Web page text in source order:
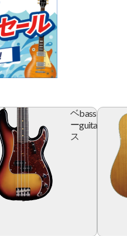
ベ
ー
ス
bass
guitar